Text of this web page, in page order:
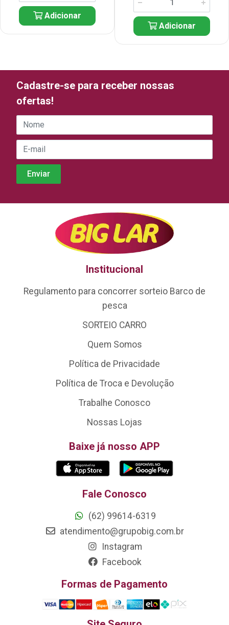
Adicionar
Adicionar
Cadastre-se para receber nossas
ofertas!
Institucional
Regulamento para concorrer sorteio Barco de
pesca
SORTEIO CARRO
Quem Somos
Política de Privacidade
Política de Troca e Devolução
Trabalhe Conosco
Nossas Lojas
Baixe já nosso APP
Fale Conosco
(62) 99614-6319
atendimento@grupobig.com.br
Instagram
Facebook
Formas de Pagamento